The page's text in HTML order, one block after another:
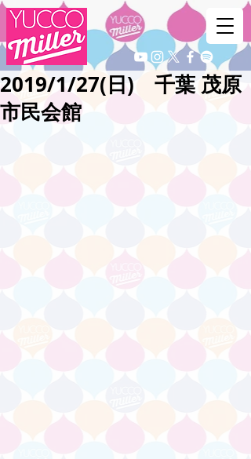
2019/1/27(日) 千葉 茂原
市民会館